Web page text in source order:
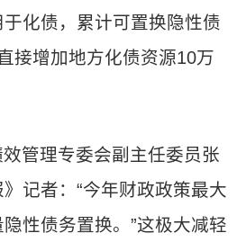
化债，累计可置换隐性债
接增加地方化债资源10万
管理专委会副主任委员张
记者：“今年财政政策最大
性债务置换。”这极大减轻